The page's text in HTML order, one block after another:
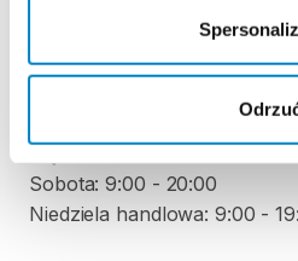
Poniedziałek: 9:00 - 20:00
Wtorek: 9:00 - 20:00
Sobota: 9:00 - 20:00
Niedziela handlowa: 9:00 -